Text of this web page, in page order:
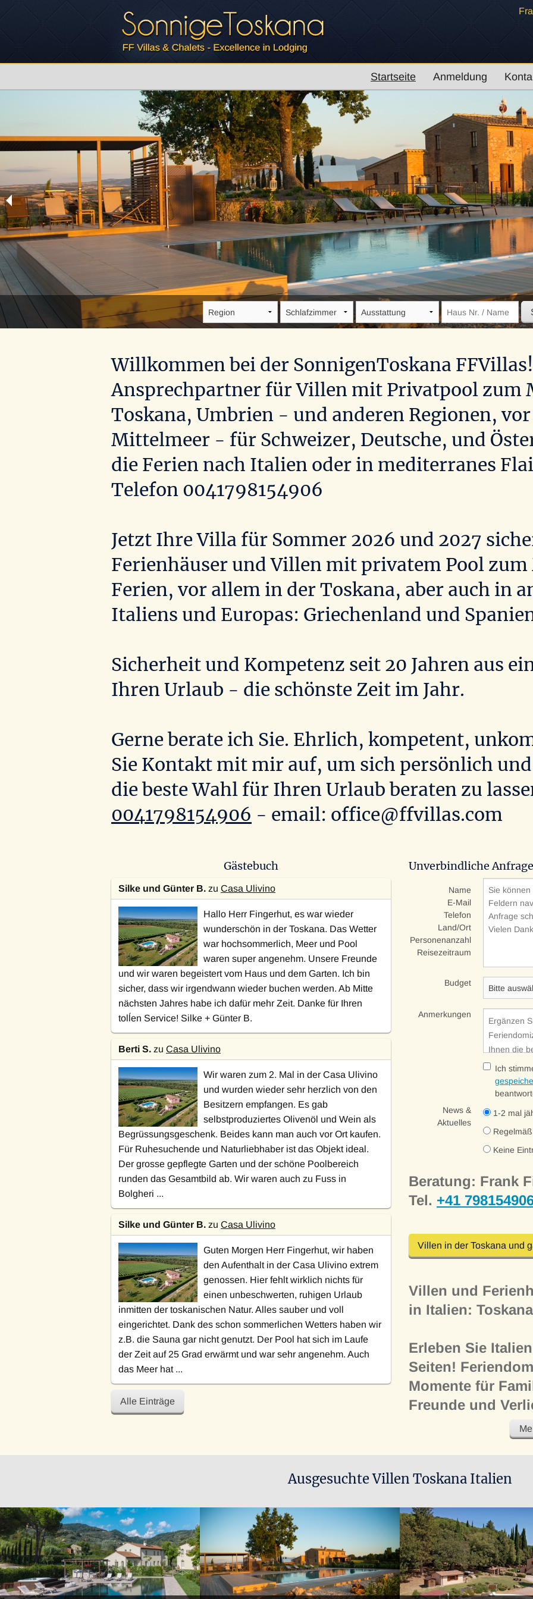
Startseite Anmeldung
Italien, Toskana, Buonconvento
Willkommen bei der SonnigenToskana
Ansprechpartner für Villen mit Privatpool zum
Toskana, Umbrien - und anderen Regionen,
Mittelmeer - für Schweizer, Deutsche, und
die Ferien nach Italien oder in mediterranes
Telefon 0041798154906
Jetzt Ihre Villa für Sommer 2026 und 2027
Ferienhäuser und Villen mit privatem Pool
Ferien, vor allem in der Toskana, aber auch in
Italiens und Europas: Griechenland und
Sicherheit und Kompetenz seit 20 Jahren aus
Ihren Urlaub - die schönste Zeit im Jahr.
Gerne berate ich Sie. Ehrlich, kompetent,
Sie Kontakt mit mir auf, um sich persönlich
die beste Wahl für Ihren Urlaub beraten zu
0041798154906 - email: office@ffvillas.com
Gästebuch
Silke und Günter B. zu Casa Ulivino
Hallo Herr Fingerhut, es war wieder
wunderschön in der Toskana. Das Wetter
war hochsommerlich, Meer und Pool
waren super angenehm. Unsere Freunde
und wir waren begeistert vom Haus und dem Garten. Ich bin
sicher, dass wir irgendwann wieder buchen werden. Ab Mitte
nächsten Jahres habe ich dafür mehr Zeit. Danke für Ihren
tolĺen Service! Silke + Günter B.
Berti S. zu Casa Ulivino
Wir waren zum 2. Mal in der Casa Ulivino
und wurden wieder sehr herzlich von den
Besitzern empfangen. Es gab
selbstproduziertes Olivenöl und Wein als
Begrüssungsgeschenk. Beides kann man auch vor Ort kaufen.
Für Ruhesuchende und Naturliebhaber ist das Objekt ideal.
Der grosse gepflegte Garten und der schöne Poolbereich
runden das Gesamtbild ab. Wir waren auch zu Fuss in
Bolgheri ...
Silke und Günter B. zu Casa Ulivino
Guten Morgen Herr Fingerhut, wir haben
den Aufenthalt in der Casa Ulivino extrem
genossen. Hier fehlt wirklich nichts für
einen unbeschwerten, ruhigen Urlaub
inmitten der toskanischen Natur. Alles sauber und voll
eingerichtet. Dank des schon sommerlichen Wetters haben wir
z.B. die Sauna gar nicht genutzt. Der Pool hat sich im Laufe
der Zeit auf 25 Grad erwärmt und war sehr angenehm. Auch
das Meer hat ...
Alle Einträge
Unverbindliche Anfrage
Name
E-Mail
Telefon
Land/Ort
Personenanzahl
Reisezeitraum
Budget
Anmerkungen
Ich
News &
Aktuelles
1-2 mal
Keine
Beratung: Frank
Tel. +41
Villen in der Toskana und
Villen und
in Italien:
Erleben Sie
Seiten!
Momente für
Freunde und
gehobenem und höchstem
Dabei ist es unser stetes
Villen, die wir anbieten die
wertvolle Momente im
gleich, ob es sich dabei um
noch über Jahre in bester
Ausgesuchte Villen Toskana Italien